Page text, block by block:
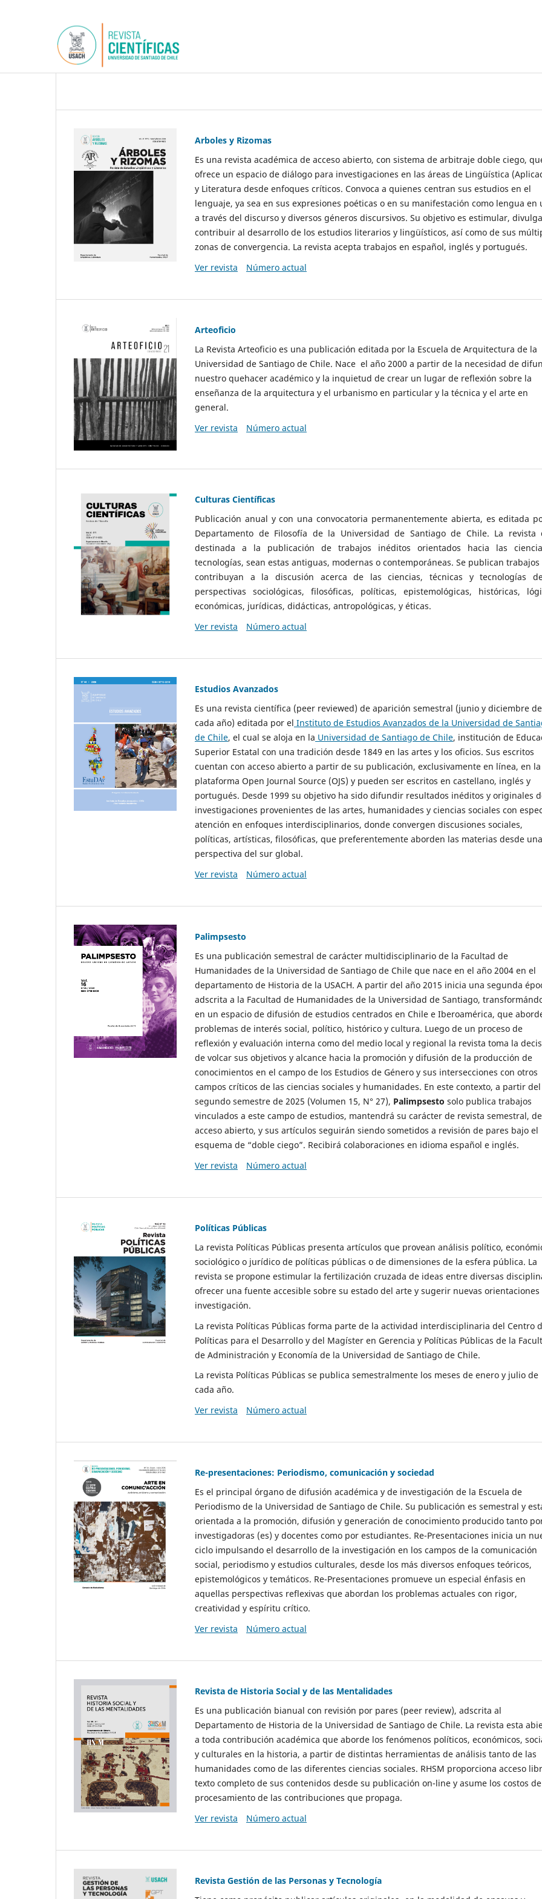
Arboles y Rizomas
Es una revista académica de acceso abierto, con sistema de arbitraje doble ciego,
ofrece un espacio de diálogo para investigaciones en las áreas de Lingüística
y Literatura desde enfoques críticos. Convoca a quienes centran sus estudios en el
lenguaje, ya sea en sus expresiones poéticas o en su manifestación como lengua en
a través del discurso y diversos géneros discursivos. Su objetivo es estimular,
contribuir al desarrollo de los estudios literarios y lingüísticos, así como de sus
zonas de convergencia. La revista acepta trabajos en español, inglés y portugués.
Ver revista
Número actual
Arteoficio
La Revista Arteoficio es una publicación editada por la Escuela de Arquitectura de la
Universidad de Santiago de Chile. Nace el año 2000 a partir de la necesidad de
nuestro quehacer académico y la inquietud de crear un lugar de reflexión sobre la
enseñanza de la arquitectura y el urbanismo en particular y la técnica y el arte en
general.
Ver revista
Número actual
Culturas Científicas
Publicación anual y con una convocatoria permanentemente abierta, es editada
Departamento de Filosofía de la Universidad de Santiago de Chile. La revista
destinada a la publicación de trabajos inéditos orientados hacia las
tecnologías, sean estas antiguas, modernas o contemporáneas. Se publican
contribuyan a la discusión acerca de las ciencias, técnicas y tecnologías
perspectivas sociológicas, filosóficas, políticas, epistemológicas, históricas,
económicas, jurídicas, didácticas, antropológicas, y éticas.
Ver revista
Número actual
Estudios Avanzados
Es una revista científica (peer reviewed) de aparición semestral (junio y diciembre de
cada año) editada por el Instituto de Estudios Avanzados de la Universidad de
de Chile, el cual se aloja en la Universidad de Santiago de Chile, institución de
Superior Estatal con una tradición desde 1849 en las artes y los oficios. Sus escritos
cuentan con acceso abierto a partir de su publicación, exclusivamente en línea, en la
plataforma Open Journal Source (OJS) y pueden ser escritos en castellano, inglés y
portugués. Desde 1999 su objetivo ha sido difundir resultados inéditos y originales
investigaciones provenientes de las artes, humanidades y ciencias sociales con
atención en enfoques interdisciplinarios, donde convergen discusiones sociales,
políticas, artísticas, filosóficas, que preferentemente aborden las materias desde una
perspectiva del sur global.
Ver revista
Número actual
Palimpsesto
Es una publicación semestral de carácter multidisciplinario de la Facultad de
Humanidades de la Universidad de Santiago de Chile que nace en el año 2004 en el
departamento de Historia de la USACH. A partir del año 2015 inicia una segunda
adscrita a la Facultad de Humanidades de la Universidad de Santiago,
en un espacio de difusión de estudios centrados en Chile e Iberoamérica, que
problemas de interés social, político, histórico y cultura. Luego de un proceso de
reflexión y evaluación interna como del medio local y regional la revista toma la
de volcar sus objetivos y alcance hacia la promoción y difusión de la producción de
conocimientos en el campo de los Estudios de Género y sus intersecciones con otros
campos críticos de las ciencias sociales y humanidades. En este contexto, a partir del
segundo semestre de 2025 (Volumen 15, N° 27), Palimpsesto solo publica trabajos
vinculados a este campo de estudios, mantendrá su carácter de revista semestral, de
acceso abierto, y sus artículos seguirán siendo sometidos a revisión de pares bajo el
esquema de “doble ciego”. Recibirá colaboraciones en idioma español e inglés.
Ver revista
Número actual
Políticas Públicas
La revista Políticas Públicas presenta artículos que provean análisis político,
sociológico o jurídico de políticas públicas o de dimensiones de la esfera pública. La
revista se propone estimular la fertilización cruzada de ideas entre diversas
ofrecer una fuente accesible sobre su estado del arte y sugerir nuevas orientaciones
investigación.
La revista Políticas Públicas forma parte de la actividad interdisciplinaria del Centro
Políticas para el Desarrollo y del Magíster en Gerencia y Políticas Públicas de la
de Administración y Economía de la Universidad de Santiago de Chile.
La revista Políticas Públicas se publica semestralmente los meses de enero y julio de
cada año.
Ver revista
Número actual
Re-presentaciones: Periodismo, comunicación y sociedad
Es el principal órgano de difusión académica y de investigación de la Escuela de
Periodismo de la Universidad de Santiago de Chile. Su publicación es semestral y
orientada a la promoción, difusión y generación de conocimiento producido tanto
investigadoras (es) y docentes como por estudiantes. Re-Presentaciones inicia un
ciclo impulsando el desarrollo de la investigación en los campos de la comunicación
social, periodismo y estudios culturales, desde los más diversos enfoques teóricos,
epistemológicos y temáticos. Re-Presentaciones promueve un especial énfasis en
aquellas perspectivas reflexivas que abordan los problemas actuales con rigor,
creatividad y espíritu crítico.
Ver revista
Número actual
Revista de Historia Social y de las Mentalidades
Es una publicación bianual con revisión por pares (peer review), adscrita al
Departamento de Historia de la Universidad de Santiago de Chile. La revista esta
a toda contribución académica que aborde los fenómenos políticos, económicos,
y culturales en la historia, a partir de distintas herramientas de análisis tanto de las
humanidades como de las diferentes ciencias sociales. RHSM proporciona acceso
texto completo de sus contenidos desde su publicación on-line y asume los costos de
procesamiento de las contribuciones que propaga.
Ver revista
Número actual
Revista Gestión de las Personas y Tecnología